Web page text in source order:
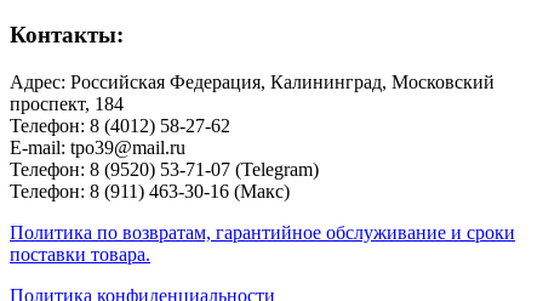
Контакты:
Адрес: Российская Федерация, Калининград, Московский
проспект, 184
Телефон: 8 (4012) 58-27-62
E-mail: tpo39@mail.ru
Телефон: 8 (9520) 53-71-07 (Telegram)
Телефон: 8 (911) 463-30-16 (Макс)
Политика по возвратам, гарантийное обслуживание и сроки
поставки товара.
Политика конфиденциальности